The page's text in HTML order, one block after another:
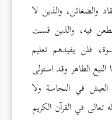
والضغائن، والذين لا
فيه، والذين قست
فلن يفيدهم تعليم
الطاهر وقد استولى
في النجاسة ولا
تعالى في القرآن الكريم